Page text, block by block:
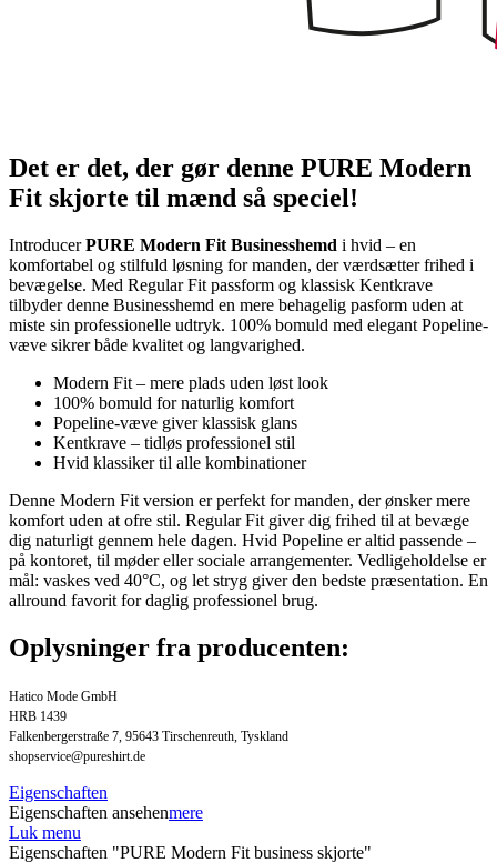
Det er det, der gør denne PURE Modern
Fit skjorte til mænd så speciel!
IntroducerPURE Modern Fit Businesshemd i hvid – en
komfortabel og stilfuld løsning for manden, der værdsætter frihed i
bevægelse. Med Regular Fit passform og klassisk Kentkrave
tilbyder denne Businesshemd en mere behagelig pasform uden at
miste sin professionelle udtryk. 100% bomuld med elegant Popeline-
væve sikrer både kvalitet og langvarighed.
Modern Fit – mere plads uden løst look
100% bomuld for naturlig komfort
Popeline-væve giver klassisk glans
Kentkrave – tidløs professionel stil
Hvid klassiker til alle kombinationer
Denne Modern Fit version er perfekt for manden, der ønsker mere
komfort uden at ofre stil. Regular Fit giver dig frihed til at bevæge
dig naturligt gennem hele dagen. Hvid Popeline er altid passende –
på kontoret, til møder eller sociale arrangementer. Vedligeholdelse er
mål: vaskes ved 40°C, og let stryg giver den bedste præsentation. En
allround favorit for daglig professionel brug.
Oplysninger fra producenten:
Hatico Mode GmbH
HRB 1439
Falkenbergerstraße 7, 95643 Tirschenreuth, Tyskland
shopservice@pureshirt.de
Eigenschaften
Eigenschaften ansehenmere
Luk menu
Eigenschaften "PURE Modern Fit business skjorte"